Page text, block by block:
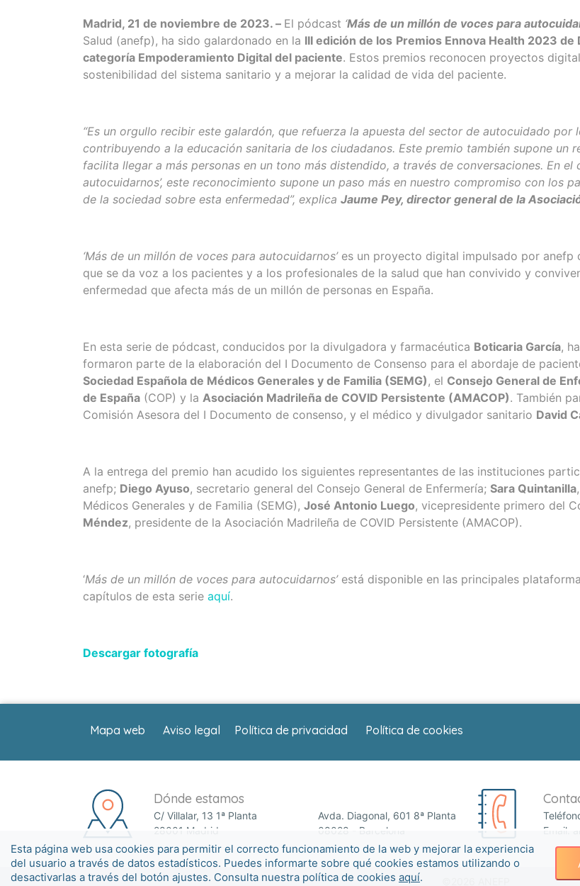
Madrid, 21 de noviembre de 2023. – El pódcast ‘Más de un millón de voces para
Salud (anefp), ha sido galardonado en la III edición de los Premios Ennova Health 2023
categoría Empoderamiento Digital del paciente. Estos premios reconocen proyectos
sostenibilidad del sistema sanitario y a mejorar la calidad de vida del paciente.
“Es un orgullo recibir este galardón, que refuerza la apuesta del sector de autocuidado
contribuyendo a la educación sanitaria de los ciudadanos. Este premio también supone
facilita llegar a más personas en un tono más distendido, a través de conversaciones. En
autocuidarnos’, este reconocimiento supone un paso más en nuestro compromiso con los
de la sociedad sobre esta enfermedad”, explica Jaume Pey, director general de la
‘Más de un millón de voces para autocuidarnos’es un proyecto digital impulsado por anefp
que se da voz a los pacientes y a los profesionales de la salud que han convivido y
enfermedad que afecta más de un millón de personas en España.
En esta serie de pódcast, conducidos por la divulgadora y farmacéutica Boticaria García,
formaron parte de la elaboración del I Documento de Consenso para el abordaje de
Sociedad Española de Médicos Generales y de Familia (SEMG) , el Consejo General de
de España (COP) y la Asociación Madrileña de COVID Persistente (AMACOP). También
Comisión Asesora del I Documento de consenso, y el médico y divulgador sanitario David
A la entrega del premio han acudido los siguientes representantes de las instituciones
anefp; Diego Ayuso, secretario general del Consejo General de Enfermería; Sara Quintanilla
Médicos Generales y de Familia (SEMG), José Antonio Luego, vicepresidente primero del
Méndez, presidente de la Asociación Madrileña de COVID Persistente (AMACOP).
‘Más de un millón de voces para autocuidarnos’está disponible en las principales
capítulos de esta serie aquí.
Descargar fotografía
Mapa web Aviso legal Política de privacidad Política de cookies
Dónde estamos
C/ Villalar, 13 1ª Planta
28001 Madrid
Avda. Diagonal, 601 8ª Planta
08028 - Barcelona
Email:
Esta página web usa cookies para permitir el correcto funcionamiento de la web y mejorar la experiencia
del usuario a través de datos estadísticos. Puedes informarte sobre qué cookies estamos utilizando o
desactivarlas a través del botón ajustes. Consulta nuestra política de cookies aquí.